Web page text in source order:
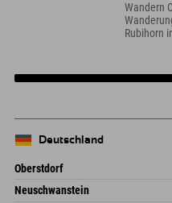
Wandern
Rubihorn
Deutschland
Oberstdorf
An der Breitach 3
Neuschwanstein